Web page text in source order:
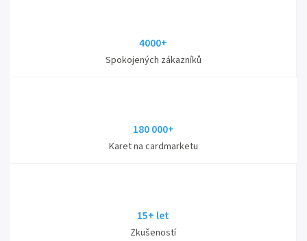
4000+
Spokojených zákazníků
180 000+
Karet na cardmarketu
15+ let
Zkušeností